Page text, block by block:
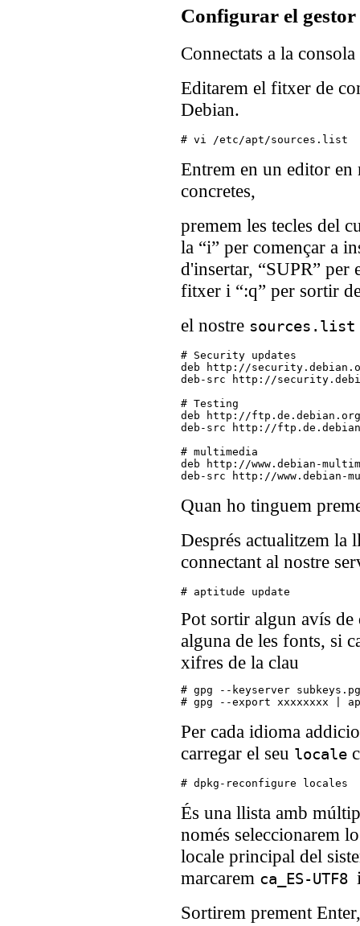
Configurar el gestor
Connectats a la
Editarem el fitxer de
Debian.
Entrem en un editor en
concretes,
premem les tecles del
la “i” per començar a
d'insertar, “SUPR” per
fitxer i “:q” per sortir
el nostre sources.list
# Security updates
deb http://
deb-src http://
# Testing
deb http://
deb-src http://
# multimedia
deb http://www.debian-
Quan ho tinguem
Després actualitzem la
connectant al nostre
# aptitude update
Pot sortir algun avís de
alguna de les fonts, si
xifres de la clau
# gpg --keyserver
Per cada idioma
carregar el seu locale
# dpkg-reconfigure locales
És una llista amb
només seleccionarem
locale principal del
marcarem ca_ES-UTF8
Sortirem prement